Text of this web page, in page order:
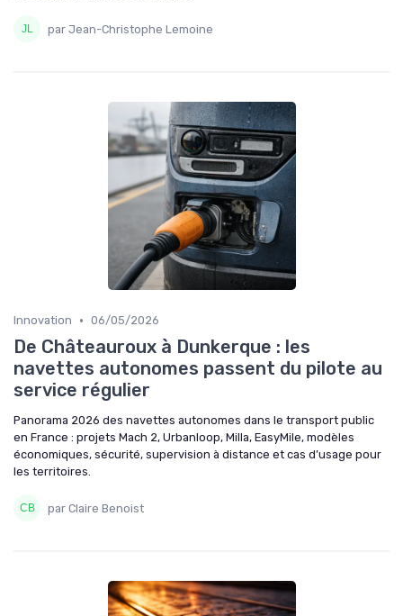
par Jean-Christophe Lemoine
Innovation • 06/05/2026
De Châteauroux à Dunkerque : les
navettes autonomes passent du pilote au
service régulier
Panorama 2026 des navettes autonomes dans le transport public
en France : projets Mach 2, Urbanloop, Milla, EasyMile, modèles
économiques, sécurité, supervision à distance et cas d’usage pour
les territoires.
par Claire Benoist